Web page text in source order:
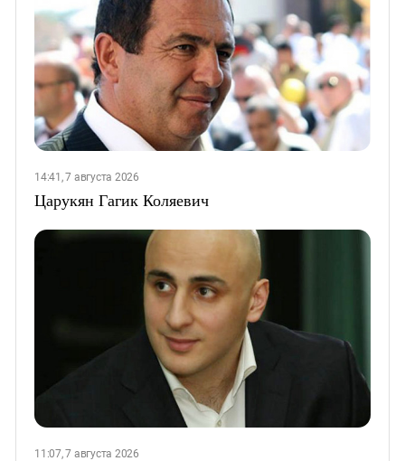
14:41, 7 августа 2026
Царукян Гагик Коляевич
11:07, 7 августа 2026